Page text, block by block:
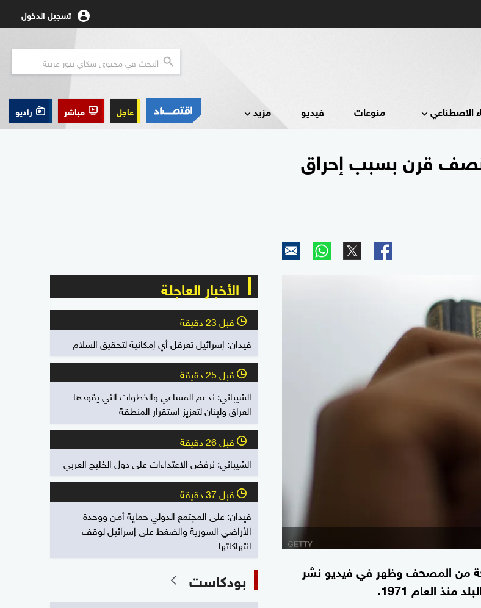
تسجيل الدخول
الاصطناعي منوعات فيديو مزيد عاجل مباشر راديو
نصف قرن بسبب إحراق
نسخة من المصحف وظهر في فيديو نشر
العام 1971.
الأخبار العاجلة
l قبل 23 دقيقة
فيدان: إسرائيل تعرقل أي إمكانية لتحقيق السلام
l قبل 25 دقيقة
الشيباني: ندعم المساعي والخطوات التي يقودها
العراق ولبنان لتعزيز استقرار المنطقة
l قبل 26 دقيقة
الشيباني: نرفض الاعتداءات على دول الخليج العربي
l قبل 37 دقيقة
فيدان: على المجتمع الدولي حماية أمن ووحدة
الأراضي السورية والضغط على إسرائيل لوقف
انتهاكاتها
بودكاست